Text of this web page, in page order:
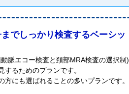
でしっかり検査するベーシッ
脈エコー検査と頚部MRA検査の選択制)
するためのプランです。
にも選ばれることの多いプランです。